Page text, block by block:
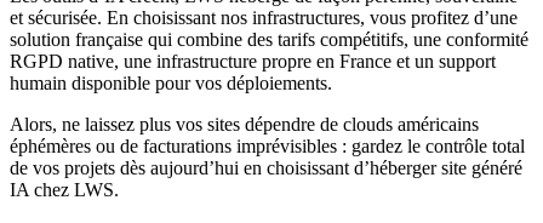
et sécurisée. En choisissant nos infrastructures, vous profitez d’une
solution française qui combine des tarifs compétitifs, une conformité
RGPD native, une infrastructure propre en France et un support
humain disponible pour vos déploiements.
Alors, ne laissez plus vos sites dépendre de clouds américains
éphémères ou de facturations imprévisibles : gardez le contrôle total
de vos projets dès aujourd’hui en choisissant d’héberger site généré
IA chez LWS.